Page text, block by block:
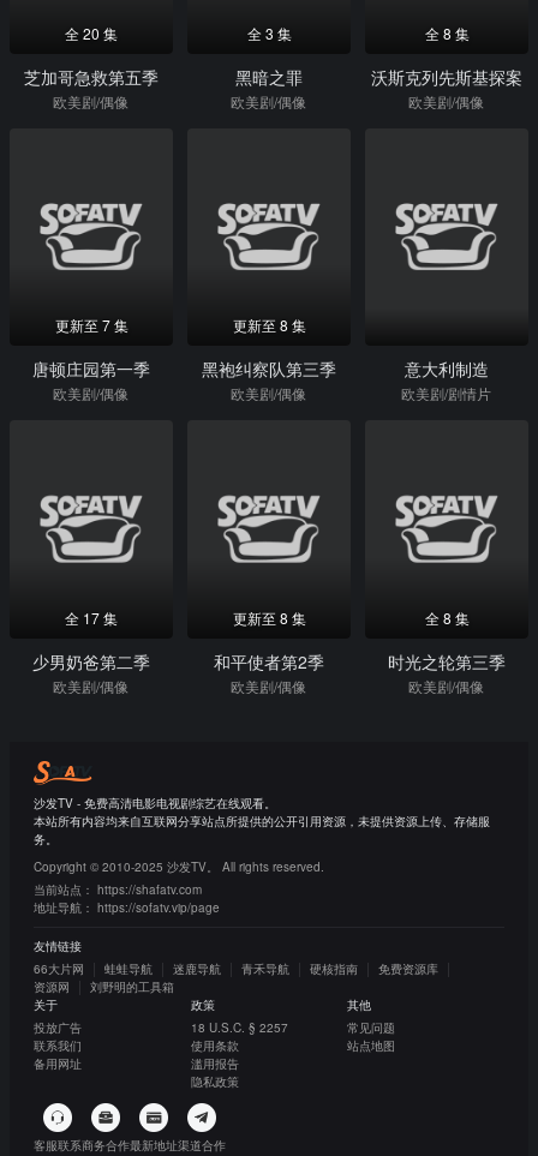
全 20 集
芝加哥急救第五季
欧美剧/偶像
全 3 集
黑暗之罪
欧美剧/偶像
全 8 集
沃斯克列先斯基探案
欧美剧/偶像
更新至 7 集
唐顿庄园第一季
欧美剧/偶像
更新至 8 集
黑袍纠察队第三季
欧美剧/偶像
意大利制造
欧美剧/剧情片
全 17 集
少男奶爸第二季
欧美剧/偶像
更新至 8 集
和平使者第2季
欧美剧/偶像
全 8 集
时光之轮第三季
欧美剧/偶像
沙发TV - 免费高清电影电视剧综艺在线观看。
本站所有内容均来自互联网分享站点所提供的公开引用资源，未提供资源上传、存储服
务。
Copyright © 2010-2025 沙发TV。 All rights reserved.
当前站点： https://shafatv.com
地址导航： https://sofatv.vip/page
友情链接
66大片网
蛙蛙导航 迷鹿导航 青禾导航 硬核指南
免费资源库
资源网
刘野明的工具箱
关于
投放广告
联系我们
备用网址
政策
18 U.S.C. § 2257
使用条款
滥用报告
隐私政策
其他
常见问题
站点地图
客服联系商务合作最新地址渠道合作